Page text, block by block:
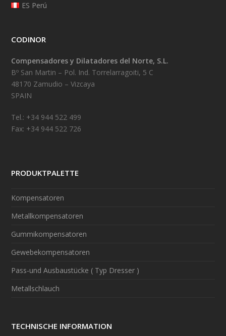
ES Perú
CODINOR
Compensadores y Dilatadores del Norte, S.L.
Bº San Martin – Pol. Ind. Torrelarragoiti, 5 C
48170 Zamudio – Vizcaya
SPAIN
Tel.: +34 944 522 499
Fax: +34 944 522 726
PRODUKTPALETTE
Kompensatoren
Metallkompensatoren
Gummikompensatoren
Gewebekompensatoren
Pass-und Ausbaustücke ( Typ Dresser )
Metallschlauch
TECHNISCHE INFORMATION